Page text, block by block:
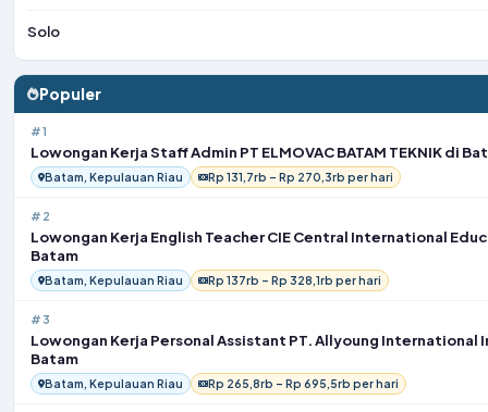
Solo
Populer
#1
Lowongan Kerja Staff Admin PT ELMOVAC BATAM TEKNIK di
Batam, Kepulauan Riau Rp 131,7rb – Rp 270,3rb per hari
#2
Lowongan Kerja English Teacher CIE Central International
Batam
Batam, Kepulauan Riau Rp 137rb – Rp 328,1rb per hari
#3
Lowongan Kerja Personal Assistant PT. Allyoung International
Batam
Batam, Kepulauan Riau Rp 265,8rb – Rp 695,5rb per hari